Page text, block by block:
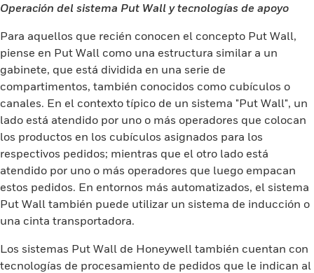
Operación del sistema Put Wall y tecnologías de apoyo
Para aquellos que recién conocen el concepto Put Wall,
piense en Put Wall como una estructura similar a un
gabinete, que está dividida en una serie de
compartimentos, también conocidos como cubículos o
canales. En el contexto típico de un sistema "Put Wall", un
lado está atendido por uno o más operadores que colocan
los productos en los cubículos asignados para los
respectivos pedidos; mientras que el otro lado está
atendido por uno o más operadores que luego empacan
estos pedidos. En entornos más automatizados, el sistema
Put Wall también puede utilizar un sistema de inducción o
una cinta transportadora.
Los sistemas Put Wall de Honeywell también cuentan con
tecnologías de procesamiento de pedidos que le indican al